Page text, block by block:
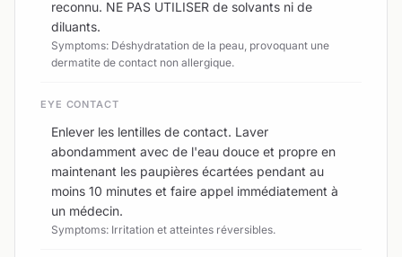
reconnu. NE PAS UTILISER de solvants ni de
diluants.
Symptoms: Déshydratation de la peau, provoquant une
dermatite de contact non allergique.
EYE CONTACT
Enlever les lentilles de contact. Laver
abondamment avec de l'eau douce et propre en
maintenant les paupières écartées pendant au
moins 10 minutes et faire appel immédiatement à
un médecin.
Symptoms: Irritation et atteintes réversibles.